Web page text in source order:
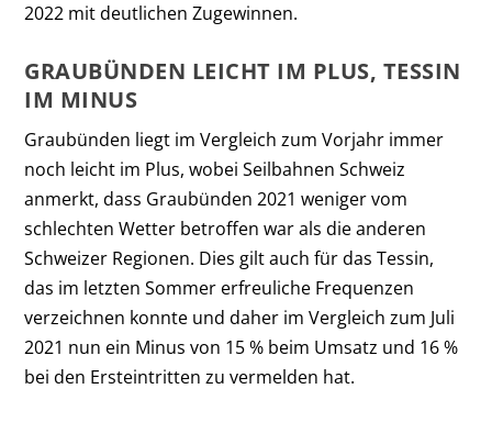
2022 mit deutlichen Zugewinnen.
GRAUBÜNDEN LEICHT IM PLUS, TESSIN
IM MINUS
Graubünden liegt im Vergleich zum Vorjahr immer
noch leicht im Plus, wobei Seilbahnen Schweiz
anmerkt, dass Graubünden 2021 weniger vom
schlechten Wetter betroffen war als die anderen
Schweizer Regionen. Dies gilt auch für das Tessin,
das im letzten Sommer erfreuliche Frequenzen
verzeichnen konnte und daher im Vergleich zum Juli
2021 nun ein Minus von 15 % beim Umsatz und 16 %
bei den Ersteintritten zu vermelden hat.